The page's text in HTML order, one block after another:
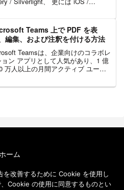
Teams 上で PDF を表
編集、および注釈を付ける方法
Teamsは、企業向けのコラボレ
ョン アプリとして人気があり、1 億
万人以上の月間アクティブ ユーザ
す。しかし、これまでは Teams で
ホーム
責事項
を改善するために Cookie を使用し
Cookie の使用に同意するものとい